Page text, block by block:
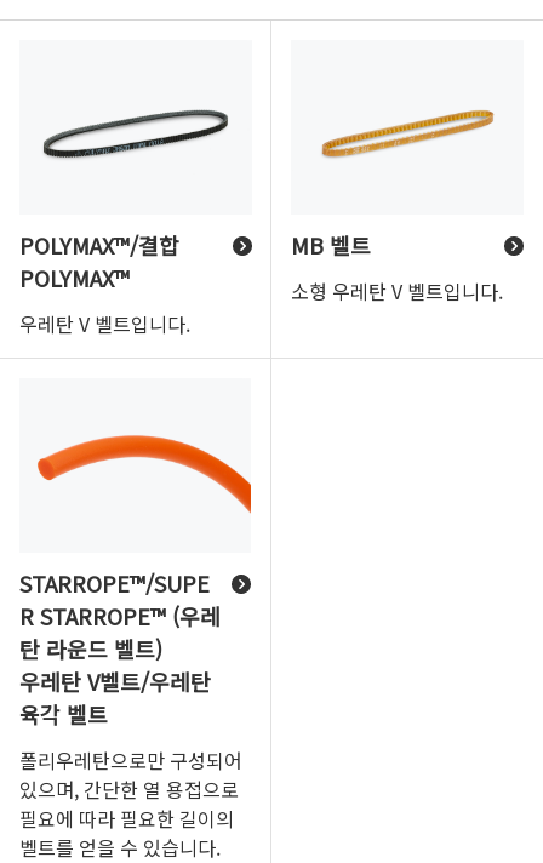
POLYMAX™/결합
POLYMAX™
우레탄 V 벨트입니다.
MB 벨트
소형 우레탄 V 벨트입니다.
STARROPE™/SUPE
R STARROPE™ (우레
탄 라운드 벨트)
우레탄 V벨트/우레탄
육각 벨트
폴리우레탄으로만 구성되어
있으며, 간단한 열 용접으로
필요에 따라 필요한 길이의
벨트를 얻을 수 있습니다.